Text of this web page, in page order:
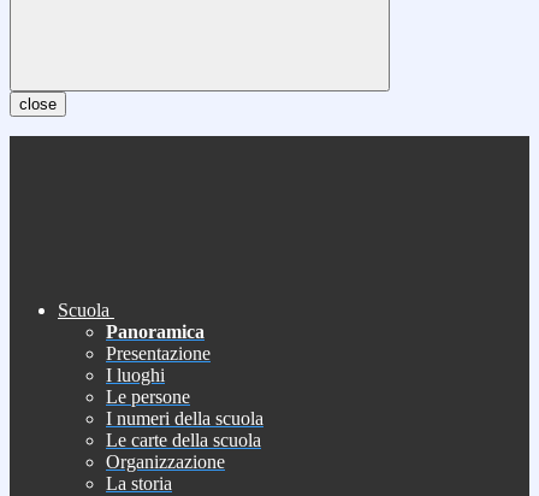
close
Scuola
Panoramica
Presentazione
I luoghi
Le persone
I numeri della scuola
Le carte della scuola
Organizzazione
La storia